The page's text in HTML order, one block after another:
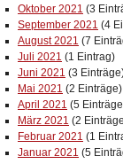
Oktober 2021 (3
September 2021 (4
August 2021 (7
Juli 2021 (1 Eintrag)
Juni 2021 (3
Mai 2021 (2 Einträge)
April 2021 (5
März 2021 (2
Februar 2021 (1
Januar 2021 (5